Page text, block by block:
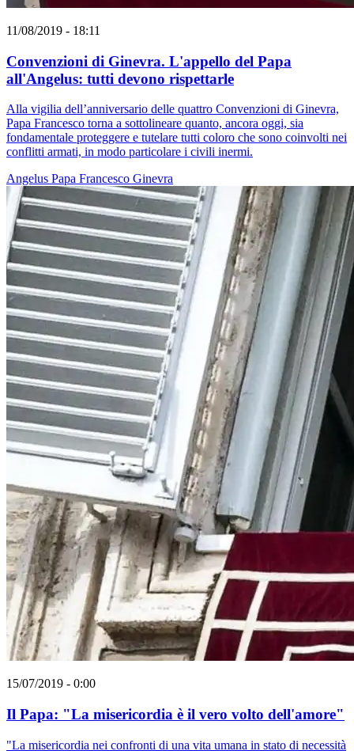
11/08/2019 - 18:11
Convenzioni di Ginevra. L'appello del Papa
all'Angelus: tutti devono rispettarle
Alla vigilia dell’anniversario delle quattro Convenzioni di Ginevra,
Papa Francesco torna a sottolineare quanto, ancora oggi, sia
fondamentale proteggere e tutelare tutti coloro che sono coinvolti nei
conflitti armati, in modo particolare i civili inermi.
Angelus Papa Francesco Ginevra
15/07/2019 - 0:00
Il Papa: "La misericordia è il vero volto dell'amore"
"La misericordia nei confronti di una vita umana in stato di necessità